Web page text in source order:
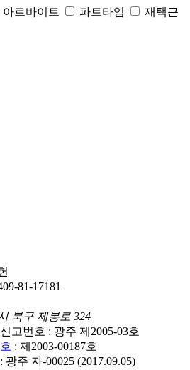
아르바이트 파트타임
재택근
81-17181
북구 제봉로 324
고번호 : 광주 제2005-03호
: 제2003-00187호
주 자-00025 (2017.09.05)